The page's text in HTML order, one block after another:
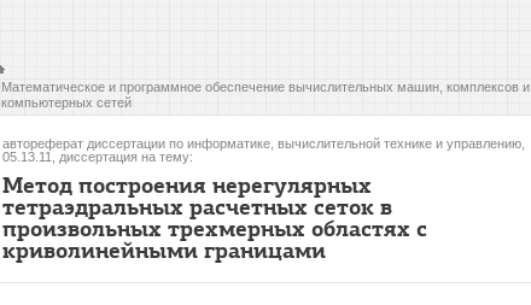
Математическое и программное обеспечение вычислительных машин, комплексов и
компьютерных сетей
автореферат диссертации по информатике, вычислительной технике и управлению,
05.13.11, диссертация на тему:
Метод построения нерегулярных
тетраэдральных расчетных сеток в
произвольных трехмерных областях с
криволинейными границами